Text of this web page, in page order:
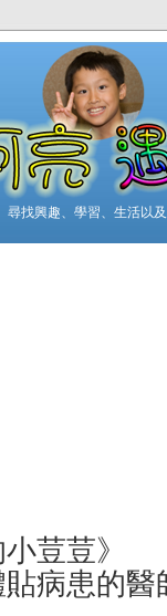
尋找興趣、學習、生活以
荳荳》
病患的醫